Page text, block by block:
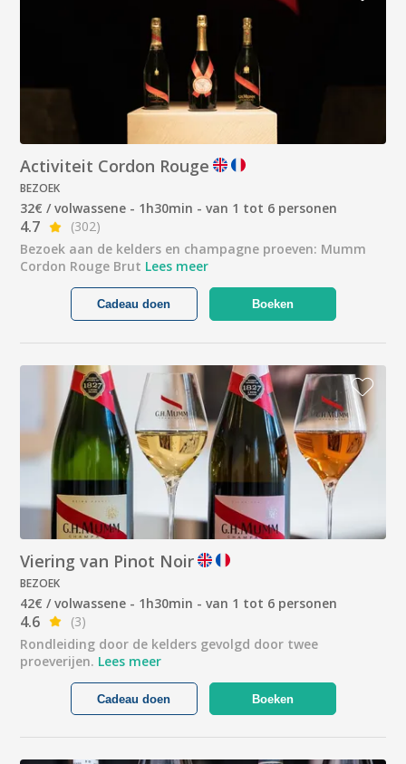
Activiteit Cordon Rouge
BEZOEK
32€ / volwassene - 1h30min - van 1 tot 6 personen
4.7
(302)
Bezoek aan de kelders en champagne proeven: Mumm
Cordon Rouge Brut Lees meer
Boeken
Cadeau doen
Viering van Pinot Noir
BEZOEK
42€ / volwassene - 1h30min - van 1 tot 6 personen
4.6
(3)
Rondleiding door de kelders gevolgd door twee
proeverijen. Lees meer
Boeken
Cadeau doen